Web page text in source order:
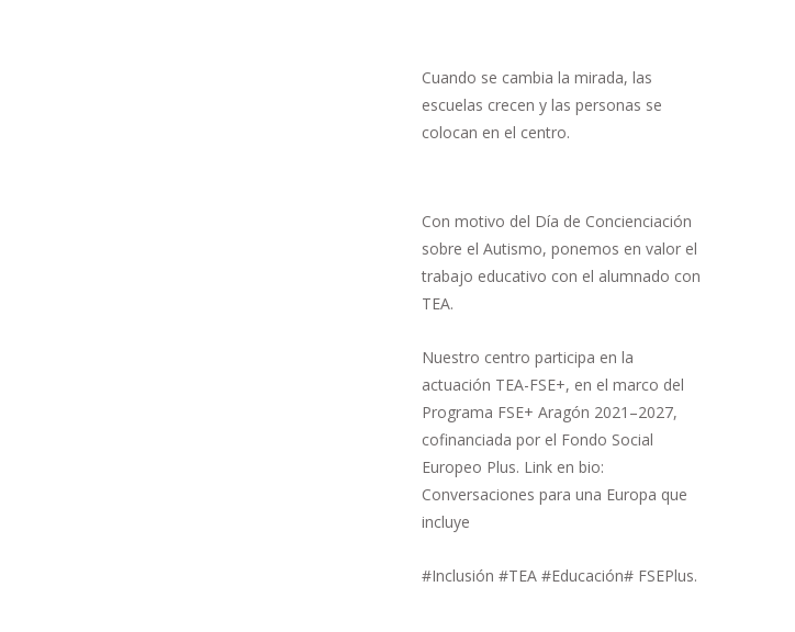
Cuando se cambia la mirada, las
escuelas crecen y las personas se
colocan en el centro.
Con motivo del Día de Concienciación
sobre el Autismo, ponemos en valor el
trabajo educativo con el alumnado con
TEA.
Nuestro centro participa en la
actuación TEA-FSE+, en el marco del
Programa FSE+ Aragón 2021–2027,
cofinanciada por el Fondo Social
Europeo Plus. Link en bio:
Conversaciones para una Europa que
incluye
#Inclusión #TEA #Educación# FSEPlus.